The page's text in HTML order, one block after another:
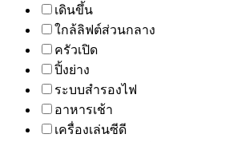
เดินขึ้น
ใกล้ลิฟต์ส่วนกลาง
ครัวเปิด
ปิ้งย่าง
ระบบสำรองไฟ
อาหารเช้า
เครื่องเล่นซีดี